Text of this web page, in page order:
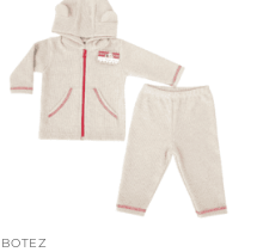
BOTEZ